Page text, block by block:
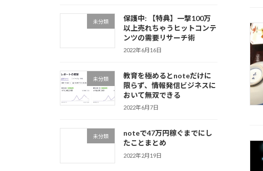
未分類
保護中: 【特典】一撃100万
以上売れちゃうヒットコンテ
ンツの需要リサーチ術
2022年6月16日
未分類
教育を極めるとnoteだけに
限らず、情報発信ビジネスに
おいて無双できる
2022年6月7日
未分類
noteで47万円稼ぐまでにし
たことまとめ
2022年2月19日